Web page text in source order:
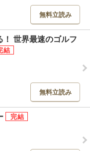
無料立読み
！ 世界最速のゴルフ
無料立読み